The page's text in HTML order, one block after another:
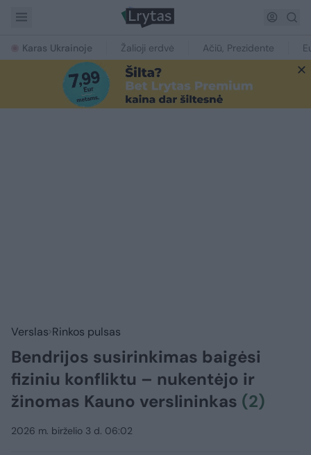
Karas Ukrainoje Žalioji erdvė Ačiū, Prezidente
Verslas Rinkos pulsas
Bendrijos susirinkimas baigėsi
fiziniu konfliktu – nukentėjo ir
žinomas Kauno verslininkas (2)
2026 m. birželio 3 d. 06:02